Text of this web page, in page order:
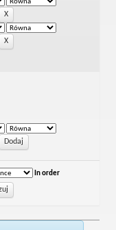
In order